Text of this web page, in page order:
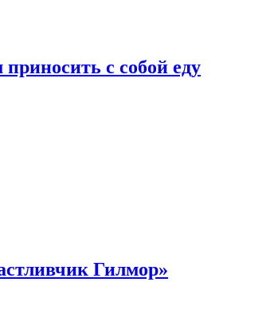
с собой еду
Гилмор»